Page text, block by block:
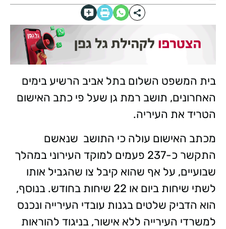
בית המשפט השלום בתל אביב הרשיע בימים
האחרונים, תושב רמת גן שעל פי כתב האישום
הטריד את העיריה.
מכתב האישום עולה כי התושב שנאשם
התקשר כ-237 פעמים למוקד העירוני במהלך
שבועיים, על אף שהוא קיבל צו שהגביל אותו
לשתי שיחות ביום או 22 שיחות בחודש. בנוסף,
הוא הדביק שלטים בגנות עובדי העירייה ונכנס
למשרדי העירייה ללא אישור, בניגוד להוראות